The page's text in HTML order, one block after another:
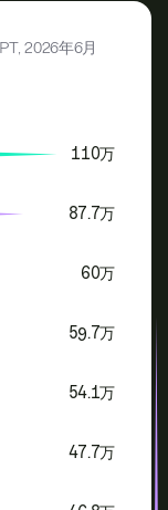
2026年6月
110万
87.7万
60万
59.7万
54.1万
47.7万